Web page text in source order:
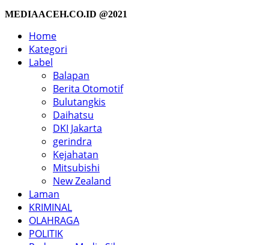
MEDIAACEH.CO.ID @2021
Home
Kategori
Label
Balapan
Berita Otomotif
Bulutangkis
Daihatsu
DKI Jakarta
gerindra
Kejahatan
Mitsubishi
New Zealand
Laman
KRIMINAL
OLAHRAGA
POLITIK